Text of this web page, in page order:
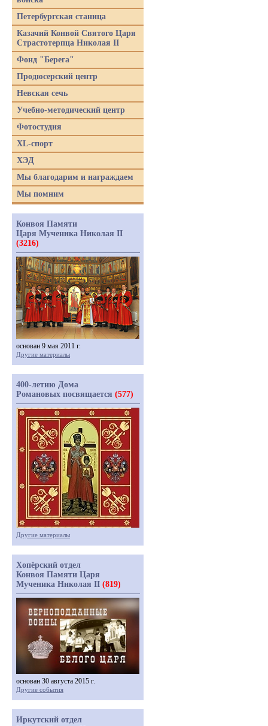
Петербургская станица
Казачий Конвой Святого Царя
Страстотерпца Николая II
Фонд "Берега"
Продюсерский центр
Невская сечь
Учебно-методический центр
Фотостудия
XL-спорт
ХЭД
Мы благодарим и награждаем
Мы помним
Конвоя Памяти
Царя Мученика Николая II
(3216)
основан 9 мая 2011 г.
Другие материалы
400-летию Дома
Романовых посвящается (577)
Другие материалы
Хопёрский отдел
Конвоя Памяти Царя
Мученика Николая II (819)
основан 30 августа 2015 г.
Другие события
Иркутский отдел